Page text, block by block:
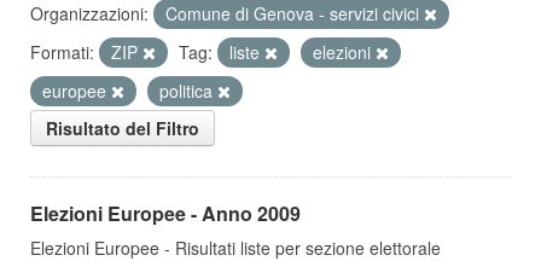
Organizzazioni:
Comune di Genova - servizi civici
Formati:
ZIP Tag: liste
elezioni
europee
politica
Risultato del Filtro
Elezioni Europee - Anno 2009
Elezioni Europee - Risultati liste per sezione elettorale